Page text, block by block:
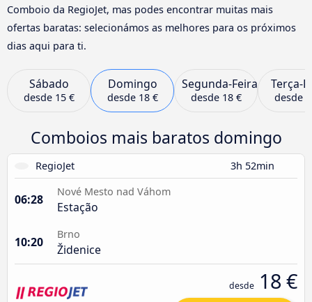
Comboio da RegioJet, mas podes encontrar muitas mais
ofertas baratas: selecionámos as melhores para os próximos
dias aqui para ti.
Sábado
desde 15 €
Domingo
desde 18 €
Segunda-Feira
desde 18 €
Terça-
desde
Comboios mais baratos domingo
RegioJet 3h 52min
06:28
Nové Mesto nad Váhom
Estação
10:20
Brno
Židenice
desde 18 €